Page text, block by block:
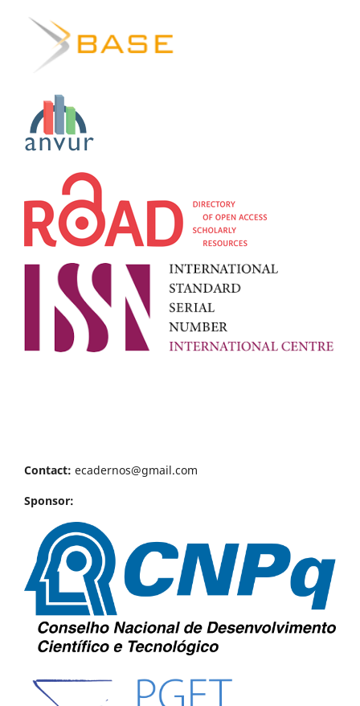
Contact: ecadernos@gmail.com
Sponsor: